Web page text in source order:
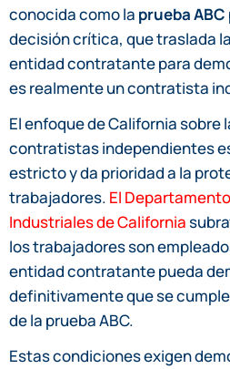
conocida como la prueba ABC
decisión crítica, que traslada
entidad contratante para
es realmente un contratista
El enfoque de California
contratistas independientes
estricto y da prioridad a la
trabajadores. El
Industriales de California
los trabajadores son
entidad contratante pueda
definitivamente que se
de la prueba ABC.
Estas condiciones exigen